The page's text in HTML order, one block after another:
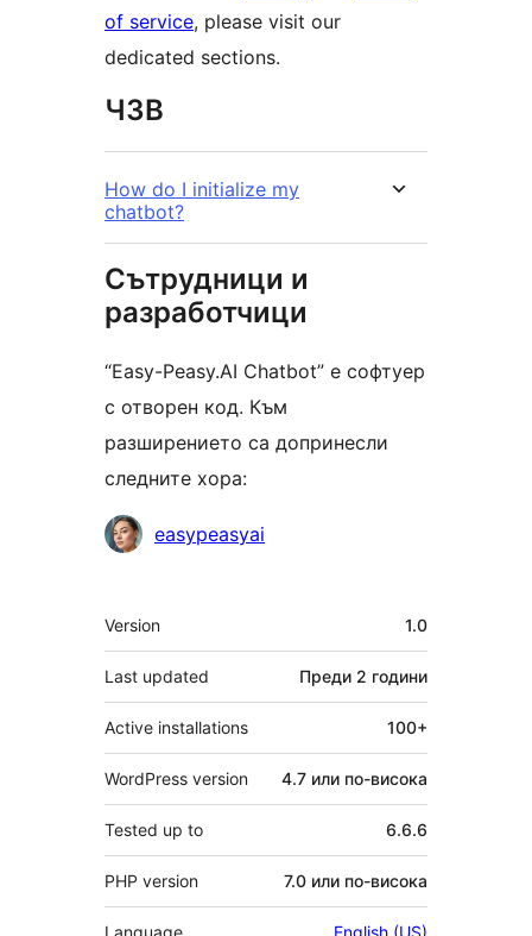
of service, please visit our
dedicated sections.
ЧЗВ
How do I initialize my
chatbot?
Сътрудници и
разработчици
“Easy-Peasy.AI Chatbot” е софтуер
с отворен код. Към
разширението са допринесли
следните хора:
Сътрудници
easypeasyai
Мета
Version 1.0
Last updated Преди 2 години
Active installations 100+
WordPress version 4.7 или по-висока
Tested up to 6.6.6
PHP version 7.0 или по-висока
Language English (US)